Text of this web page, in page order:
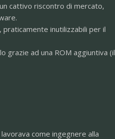
cattivo riscontro di mercato,
inutilizzabili per il
grazie ad una ROM aggiuntiva (il
come ingegnere alla